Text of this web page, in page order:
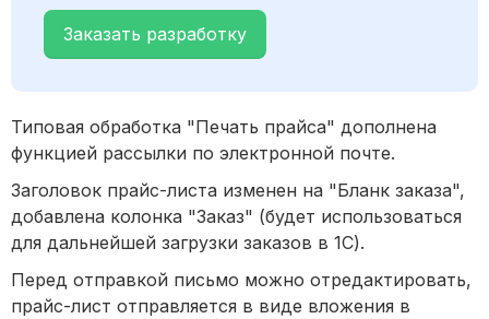
Заказать разработку
Типовая обработка "Печать прайса" дополнена
функцией рассылки по электронной почте.
Заголовок прайс-листа изменен на "Бланк заказа",
добавлена колонка "Заказ" (будет использоваться
для дальнейшей загрузки заказов в 1С).
Перед отправкой письмо можно отредактировать,
прайс-лист отправляется в виде вложения в